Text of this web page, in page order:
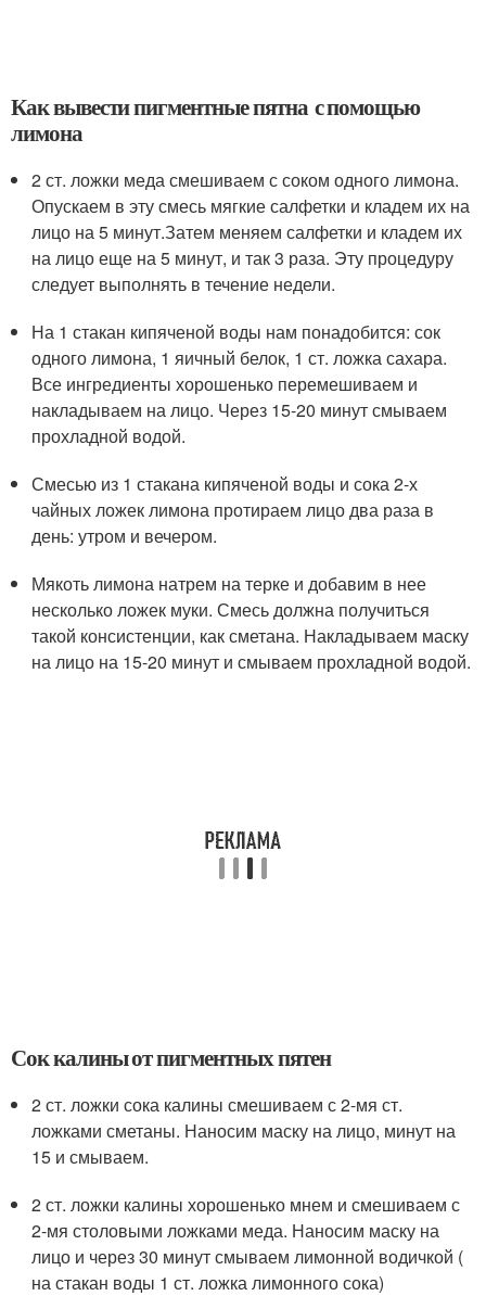
Как вывести пигментные пятна с помощью
лимона
2 ст. ложки меда смешиваем с соком одного лимона.
Опускаем в эту смесь мягкие салфетки и кладем их на
лицо на 5 минут.Затем меняем салфетки и кладем их
на лицо еще на 5 минут, и так 3 раза. Эту процедуру
следует выполнять в течение недели.
На 1 стакан кипяченой воды нам понадобится: сок
одного лимона, 1 яичный белок, 1 ст. ложка сахара.
Все ингредиенты хорошенько перемешиваем и
накладываем на лицо. Через 15-20 минут смываем
прохладной водой.
Смесью из 1 стакана кипяченой воды и сока 2-х
чайных ложек лимона протираем лицо два раза в
день: утром и вечером.
Мякоть лимона натрем на терке и добавим в нее
несколько ложек муки. Смесь должна получиться
такой консистенции, как сметана. Накладываем маску
на лицо на 15-20 минут и смываем прохладной водой.
Сок калины от пигментных пятен
2 ст. ложки сока калины смешиваем с 2-мя ст.
ложками сметаны. Наносим маску на лицо, минут на
15 и смываем.
2 ст. ложки калины хорошенько мнем и смешиваем с
2-мя столовыми ложками меда. Наносим маску на
лицо и через 30 минут смываем лимонной водичкой (
на стакан воды 1 ст. ложка лимонного сока)